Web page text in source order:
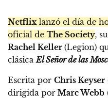
Netflix lanzó el día de
oficial de The Society,
Rachel Keller (Legion)
clásicaEl Señor de las
Escrita por Chris Keyser
dirigida por Marc Webb